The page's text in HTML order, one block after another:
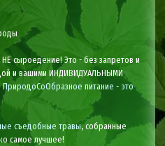
сыроедение! Это - без запретов и
и вашими ИНДИВИДУАЛЬНЫМИ
ПриродоСоОбразное питание - это
съедобные травы, собранные
самое лучшее!